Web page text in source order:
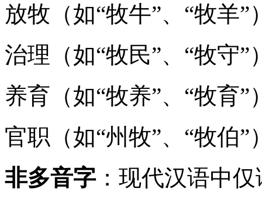
放牧（如“牧牛”、“牧羊”
治理（如“牧民”、“牧守”
养育（如“牧养”、“牧育”
官职（如“州牧”、“牧伯”
非多音字 ：现代汉语中